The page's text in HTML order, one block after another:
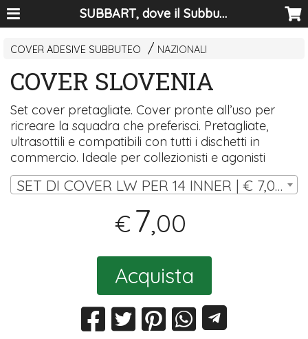
SUBBART, dove il Subbuteo diventa arte
COVER ADESIVE SUBBUTEO NAZIONALI
COVER SLOVENIA
Set cover pretagliate. Cover pronte all’uso per
ricreare la squadra che preferisci. Pretagliate,
ultrasottili e compatibili con tutti i dischetti in
commercio. Ideale per collezionisti e agonisti
SET DI COVER LW PER 14 INNER | € 7,00
€ 7,00
Acquista